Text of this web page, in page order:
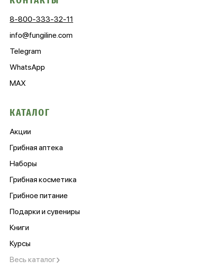
8-800-333-32-11
info@fungiline.com
Telegram
WhatsApp
MAX
КАТАЛОГ
Акции
Грибная аптека
Наборы
Грибная косметика
Грибное питание
Подарки и сувениры
Книги
Курсы
Весь каталог›